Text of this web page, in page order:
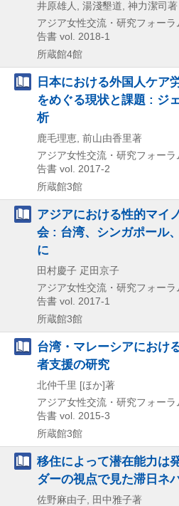
井原雄人, 湯淺墾道, 神力潔司著
アジア女性交流・研究フォーラ
告書 vol. 2018-1
所蔵館4館
日本における外国人ケア
をめぐる現状と課題 : ジ
析
鹿毛理恵, 前山由香里著
アジア女性交流・研究フォーラ
告書 vol. 2017-2
所蔵館3館
アジアにおける性的マイ
会 : 台湾、シンガポール
に
田村慶子 疋田京子
アジア女性交流・研究フォーラ
告書 vol. 2017-1
所蔵館3館
台湾・マレーシアにおけ
者支援の研究
北仲千里 [ほか]著
アジア女性交流・研究フォーラ
告書 vol. 2015-3
所蔵館3館
移住によって潜在能力は
ダーの視点で見た滞日ネ
佐野麻由子, 田中雅子著